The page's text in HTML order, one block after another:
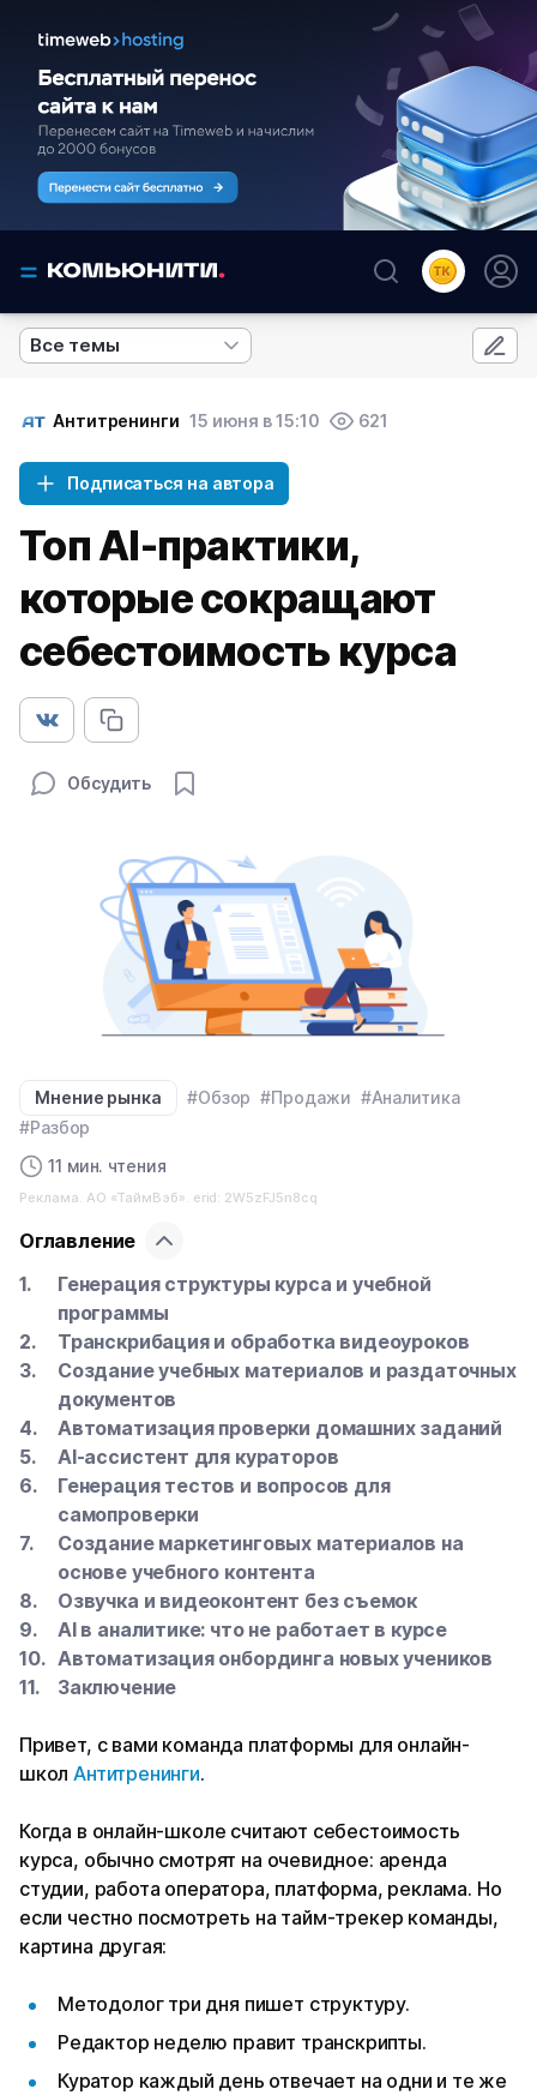
Все темы
Антитренинги 15 июня в 15:10 621
Подписаться на автора
Топ AI-практики,
которые сокращают
себестоимость курса
Обсудить
Мнение рынка #Обзор #Продажи #Аналитика
#Разбор
11 мин. чтения
Реклама. АО «ТаймВэб». erid: 2W5zFJ5n8cq
Оглавление
Генерация структуры курса и учебной
программы
Транскрибация и обработка видеоуроков
Создание учебных материалов и раздаточных
документов
Автоматизация проверки домашних заданий
AI-ассистент для кураторов
Генерация тестов и вопросов для
самопроверки
Создание маркетинговых материалов на
основе учебного контента
Озвучка и видеоконтент без съемок
AI в аналитике: что не работает в курсе
Автоматизация онбординга новых учеников
Заключение
Привет, с вами команда платформы для онлайн-
школАнтитренинги.
Когда в онлайн-школе считают себестоимость
курса, обычно смотрят на очевидное: аренда
студии, работа оператора, платформа, реклама. Но
если честно посмотреть на тайм-трекер команды,
картина другая:
Методолог три дня пишет структуру.
Редактор неделю правит транскрипты.
Куратор каждый день отвечает на одни и те же